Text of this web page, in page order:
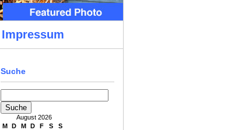
Impressum
Suche
August 2026
M D M D F S
S